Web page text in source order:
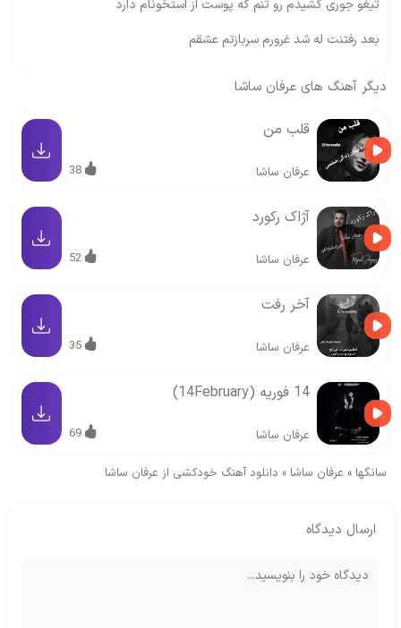
تیغو جوری کشیدم رو تنم که پوست از استخونام دارد
بعد رفتنت له شد غرورم سربازتم عشقم
دیگر آهنگ های عرفان ساشا
قلب من
عرفان ساشا 38
آژاک رکورد
عرفان ساشا 52
آخر رفت
عرفان ساشا 35
14 فوریه (14February)
عرفان ساشا 69
سانگها » عرفان ساشا » دانلود آهنگ خودکشی از عرفان ساشا
ارسال دیدگاه